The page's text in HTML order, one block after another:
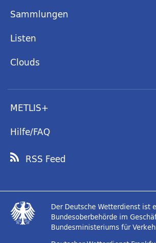
Sammlungen
Listen
Clouds
METLIS+
Hilfe/FAQ
RSS Feed
Der Deutsche Wetterdienst ist
Bundesoberbehörde im
Bundesministeriums für